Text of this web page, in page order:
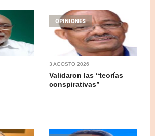
OPINIONES
3 AGOSTO 2026
Validaron las “teorías
conspirativas”